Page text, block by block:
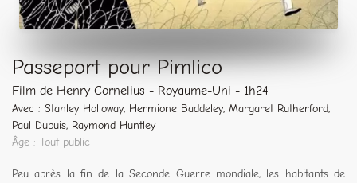
Passeport pour Pimlico
Film de Henry Cornelius - Royaume-Uni - 1h24
Avec : Stanley Holloway, Hermione Baddeley, Margaret Rutherford,
Paul Dupuis, Raymond Huntley
Âge : Tout public
Peu après la fin de la Seconde Guerre mondiale, les habitants de